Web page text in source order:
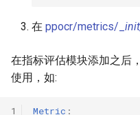
在 ppocr/metrics/_ init_
在指标评估模块添加之后
使用，如:
1
Metric :